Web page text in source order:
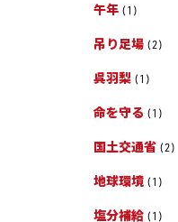
午年 (1)
吊り足場 (2)
呉羽梨 (1)
命を守る (1)
国土交通省 (2)
地球環境 (1)
塩分補給 (1)